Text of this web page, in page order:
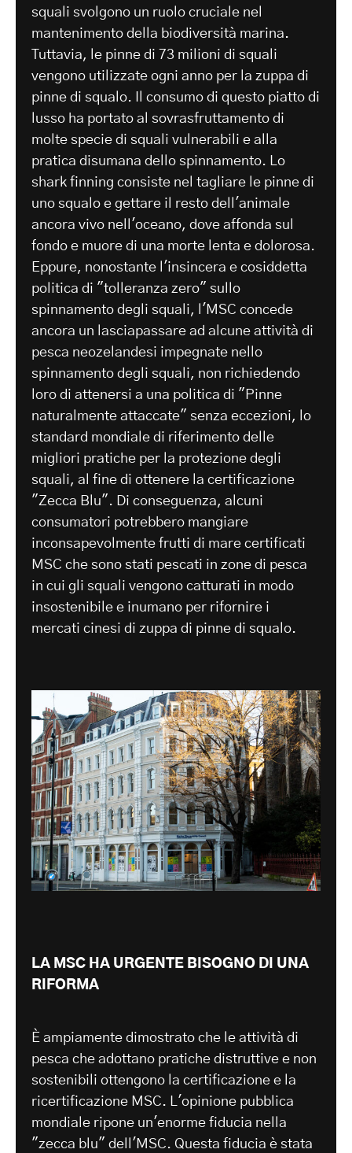
squali svolgono un ruolo cruciale nel
mantenimento della biodiversità marina.
Tuttavia, le pinne di 73 milioni di squali
vengono utilizzate ogni anno per la zuppa di
pinne di squalo. Il consumo di questo piatto di
lusso ha portato al sovrasfruttamento di
molte specie di squali vulnerabili e alla
pratica disumana dello spinnamento. Lo
shark finning consiste nel tagliare le pinne di
uno squalo e gettare il resto dell'animale
ancora vivo nell'oceano, dove affonda sul
fondo e muore di una morte lenta e dolorosa.
Eppure, nonostante l'insincera e cosiddetta
politica di "tolleranza zero" sullo
spinnamento degli squali, l'MSC concede
ancora un lasciapassare ad alcune attività di
pesca neozelandesi impegnate nello
spinnamento degli squali, non richiedendo
loro di attenersi a una politica di "Pinne
naturalmente attaccate" senza eccezioni, lo
standard mondiale di riferimento delle
migliori pratiche per la protezione degli
squali, al fine di ottenere la certificazione
"Zecca Blu". Di conseguenza, alcuni
consumatori potrebbero mangiare
inconsapevolmente frutti di mare certificati
MSC che sono stati pescati in zone di pesca
in cui gli squali vengono catturati in modo
insostenibile e inumano per rifornire i
mercati cinesi di zuppa di pinne di squalo.
LA MSC HA URGENTE BISOGNO DI UNA
RIFORMA
È ampiamente dimostrato che le attività di
pesca che adottano pratiche distruttive e non
sostenibili ottengono la certificazione e la
ricertificazione MSC. L'opinione pubblica
mondiale ripone un'enorme fiducia nella
"zecca blu" dell'MSC. Questa fiducia è stata